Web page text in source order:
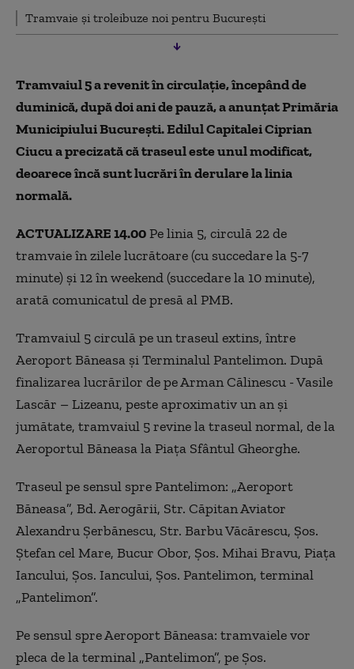
Tramvaie și troleibuze noi pentru București
Tramvaiul 5 a revenit în circulație, începând de
duminică, după doi ani de pauză, a anunțat Primăria
Municipiului București. Edilul Capitalei Ciprian
Ciucu a precizată că traseul este unul modificat,
deoarece încă sunt lucrări în derulare la linia
normală.
ACTUALIZARE 14.00Pe linia 5, circulă 22 de
tramvaie în zilele lucrătoare (cu succedare la 5-7
minute) și 12 în weekend (succedare la 10 minute),
arată comunicatul de presă al PMB.
Tramvaiul 5 circulă pe un traseul extins, între
Aeroport Băneasa și Terminalul Pantelimon. După
finalizarea lucrărilor de pe Arman Călinescu - Vasile
Lascăr – Lizeanu, peste aproximativ un an și
jumătate, tramvaiul 5 revine la traseul normal, de la
Aeroportul Băneasa la Piața Sfântul Gheorghe.
Traseul pe sensul spre Pantelimon: „Aeroport
Băneasa”, Bd. Aerogării, Str. Căpitan Aviator
Alexandru Şerbănescu, Str. Barbu Văcărescu, Şos.
Ştefan cel Mare, Bucur Obor, Şos. Mihai Bravu, Piața
Iancului, Şos. Iancului, Şos. Pantelimon, terminal
„Pantelimon”.
Pe sensul spre Aeroport Băneasa: tramvaiele vor
pleca de la terminal „Pantelimon”, pe Şos.